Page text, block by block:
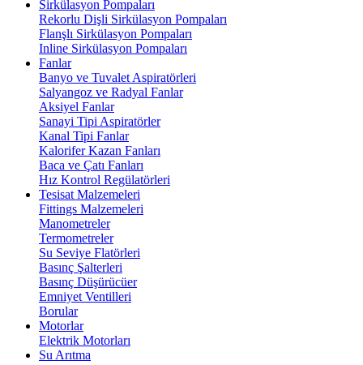
Sirkülasyon Pompaları
Rekorlu Dişli Sirkülasyon Pompaları
Flanşlı Sirkülasyon Pompaları
Inline Sirkülasyon Pompaları
Fanlar
Banyo ve Tuvalet Aspiratörleri
Salyangoz ve Radyal Fanlar
Aksiyel Fanlar
Sanayi Tipi Aspiratörler
Kanal Tipi Fanlar
Kalorifer Kazan Fanları
Baca ve Çatı Fanları
Hız Kontrol Regülatörleri
Tesisat Malzemeleri
Fittings Malzemeleri
Manometreler
Termometreler
Su Seviye Flatörleri
Basınç Şalterleri
Basınç Düşürücüer
Emniyet Ventilleri
Borular
Motorlar
Elektrik Motorları
Su Arıtma